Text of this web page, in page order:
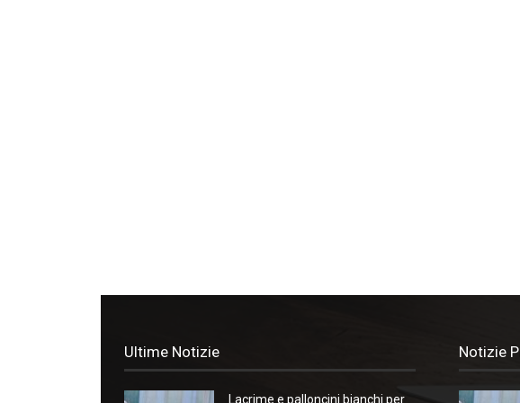
Ultime Notizie
Lacrime e palloncini bianchi per
Notizie